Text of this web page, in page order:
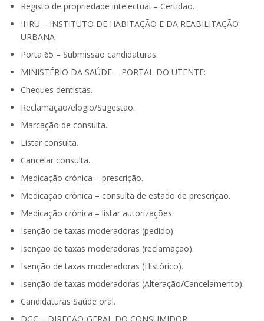
Registo de propriedade intelectual – Certidão.
IHRU – INSTITUTO DE HABITAÇÃO E DA REABILITAÇÃO
URBANA
Porta 65 – Submissão candidaturas.
MINISTÉRIO DA SAÚDE – PORTAL DO UTENTE:
Cheques dentistas.
Reclamação/elogio/Sugestão.
Marcação de consulta.
Listar consulta.
Cancelar consulta.
Medicação crónica – prescrição.
Medicação crónica – consulta de estado de prescrição.
Medicação crónica – listar autorizações.
Isenção de taxas moderadoras (pedido).
Isenção de taxas moderadoras (reclamação).
Isenção de taxas moderadoras (Histórico).
Isenção de taxas moderadoras (Alteração/Cancelamento).
Candidaturas Saúde oral.